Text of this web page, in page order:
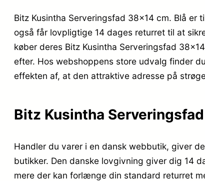
Bitz Kusintha Serveringsfad 38×14 cm. Blå
også får lovpligtige 14 dages returret til at
køber deres Bitz Kusintha Serveringsfad
efter. Hos webshoppens store udvalg finder
effekten af, at den attraktive adresse på
Bitz Kusintha
Handler du varer i en dansk webbutik, giver
butikker. Den danske lovgivning giver dig 14
mere der kan forlænge din standard returret